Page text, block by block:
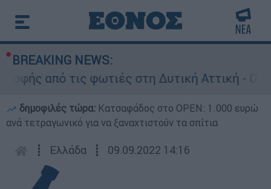
BREAKING NEWS:
από τις φωτιές στη Δυτική Αττική - Οι
δημοφιλές τώρα: Κατσαφάδος στο OPEN: 1.000 ευρώ
ανά τετραγωνικό για να ξαναχτιστούν τα σπίτια
┋ Ελλάδα ┋ 09.09.2022 14:16